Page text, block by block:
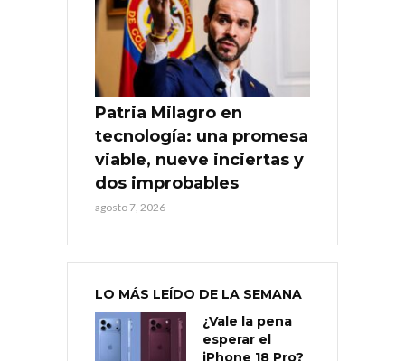
Patria Milagro en
tecnología: una promesa
viable, nueve inciertas y
dos improbables
agosto 7, 2026
LO MÁS LEÍDO DE LA SEMANA
¿Vale la pena
esperar el
iPhone 18 Pro?